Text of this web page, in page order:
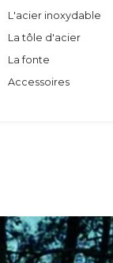
L'acier inoxydable
La tôle d'acier
La fonte
Accessoires